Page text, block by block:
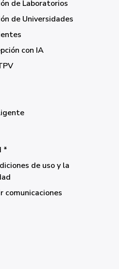
de Laboratorios
de Universidades
con IA
de uso y la
comunicaciones